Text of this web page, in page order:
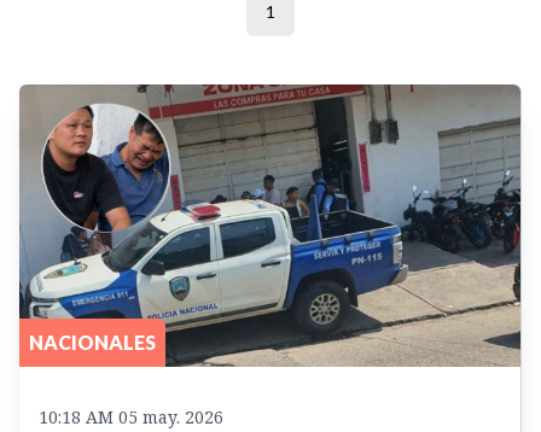
1
NACIONALES
10:18 AM 05 may. 2026